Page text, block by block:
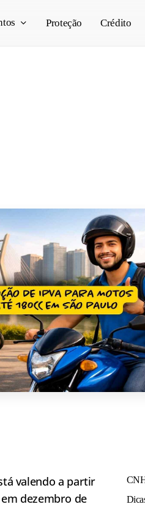
Proteção Crédito
valendo a partir
dezembro de